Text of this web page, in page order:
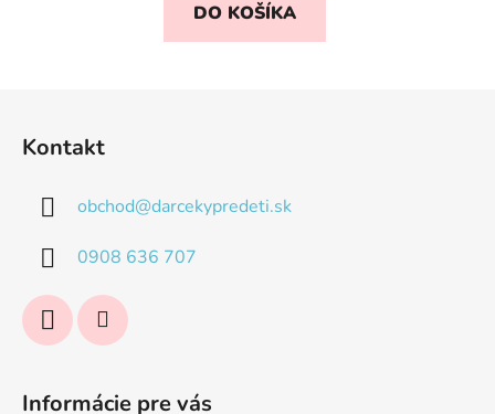
DO KOŠÍKA
Kontakt
obchod@darcekypredeti.sk
0908 636 707
Informácie pre vás